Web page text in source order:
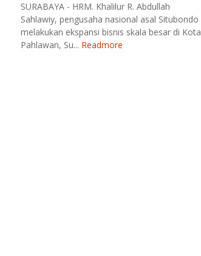
SURABAYA - HRM. Khalilur R. Abdullah
Sahlawiy, pengusaha nasional asal Situbondo
melakukan ekspansi bisnis skala besar di Kota
Pahlawan, Su... Readmore